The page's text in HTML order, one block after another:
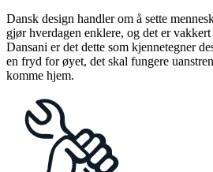
Dansk design handler om å sette
gjør hverdagen enklere, og det er
Dansani er det dette som kjennetegner
en fryd for øyet, det skal fungere
komme hjem.